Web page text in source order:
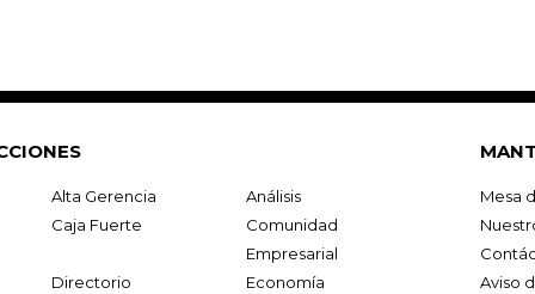
Alta Gerencia
Análisis
Caja Fuerte
Comunidad
Empresarial
Directorio
Economía
Mesa
Aviso